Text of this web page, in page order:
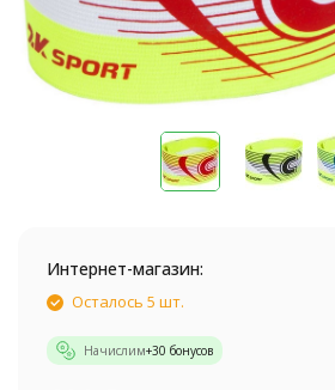
Интернет-магазин:
Осталось 5 шт.
Начислим+30 бонусов